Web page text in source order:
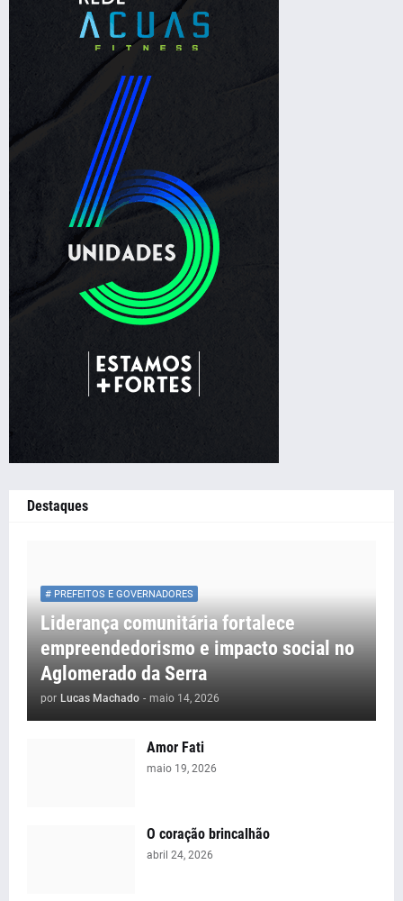
Destaques
# PREFEITOS E GOVERNADORES
Liderança comunitária fortalece
empreendedorismo e impacto social no
Aglomerado da Serra
por Lucas Machado - maio 14, 2026
Amor Fati
maio 19, 2026
O coração brincalhão
abril 24, 2026